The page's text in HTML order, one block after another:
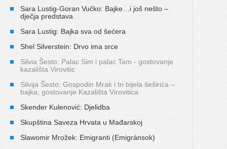
Sara Lustig-Goran Vučko: Bajke…i još nešto –
dječja predstava
Sara Lustig: Bajka sva od šećera
Shel Silverstein: Drvo ima srce
Silvia Šesto: Palac Sim i palac Tam - gostovanje
kazališta Virovitic
Silvija Šesto: Gospodin Mrak i tri bijela šeširića –
bajka, gostovanje Kazališta Virovitica
Skender Kulenović: Djelidba
Skupština Saveza Hrvata u Mađarskoj
Slawomir Mrožek: Emigranti (Emigránsok)